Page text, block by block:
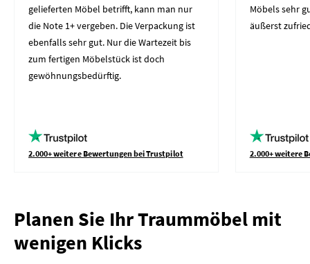
gelieferten Möbel betrifft, kann man nur
die Note 1+ vergeben. Die Verpackung ist
ebenfalls sehr gut. Nur die Wartezeit bis
zum fertigen Möbelstück ist doch
gewöhnungsbedürftig.
2.000+ weitere Bewertungen bei Trustpilot
Möbels sehr
äußerst
2.000+ weitere
Planen Sie Ihr Traummöbel mit
wenigen Klicks